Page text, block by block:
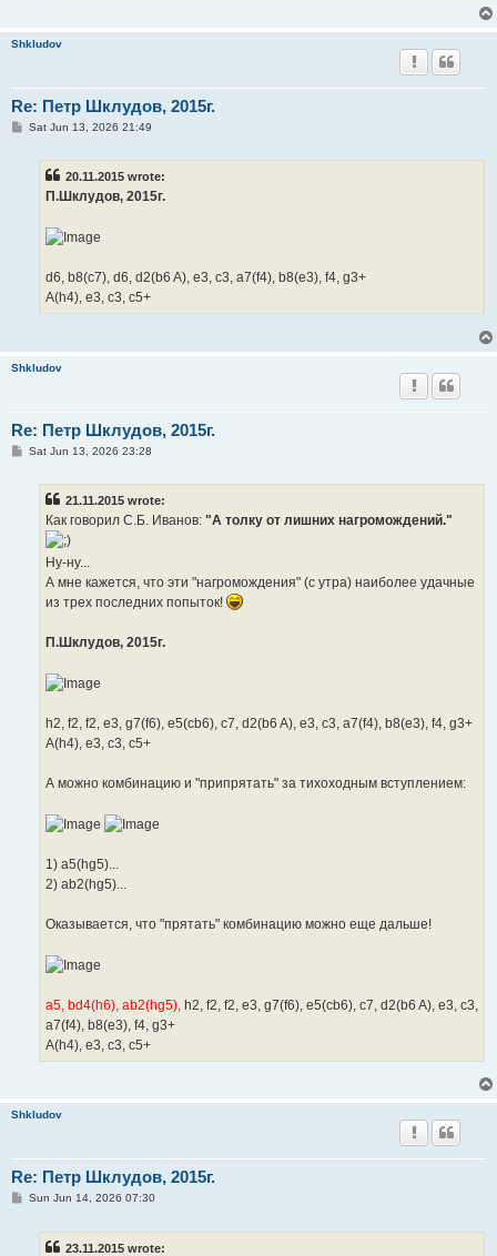
Shkludov
Re: Петр Шклудов, 2015г.
PSat Jun 13, 2026 21:49
20.11.2015 wrote:
П.Шклудов, 2015г.
d6, b8(c7), d6, d2(b6 A), e3, c3, a7(f4), b8(e3), f4, g3+
A(h4), e3, c3, c5+
Shkludov
Re: Петр Шклудов, 2015г.
PSat Jun 13, 2026 23:28
21.11.2015 wrote:
Как говорил С.Б. Иванов: "А толку от лишних нагромождений."
Ну-ну...
А мне кажется, что эти "нагромождения" (с утра) наиболее удачные
из трех последних попыток!
П.Шклудов, 2015г.
h2, f2, f2, e3, g7(f6), e5(cb6), c7, d2(b6 A), e3, c3, a7(f4), b8(e3), f4, g3+
A(h4), e3, c3, c5+
А можно комбинацию и "припрятать" за тихоходным вступлением:
1) a5(hg5)...
2) ab2(hg5)...
Оказывается, что "прятать" комбинацию можно еще дальше!
a5, bd4(h6), ab2(hg5), h2, f2, f2, e3, g7(f6), e5(cb6), c7, d2(b6 A), e3, c3,
a7(f4), b8(e3), f4, g3+
A(h4), e3, c3, c5+
Shkludov
Re: Петр Шклудов, 2015г.
PSun Jun 14, 2026 07:30
23.11.2015 wrote: